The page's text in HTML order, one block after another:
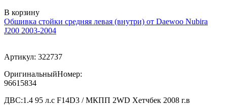
В корзину
Обшивка стойки средняя левая (внутри) от Daewoo Nubira
J200 2003-2004
Артикул: 322737
ОригинальныйНомер:
96615834
ДВС:1.4 95 л.с F14D3 / МКПП 2WD Хетчбек 2008 г.в